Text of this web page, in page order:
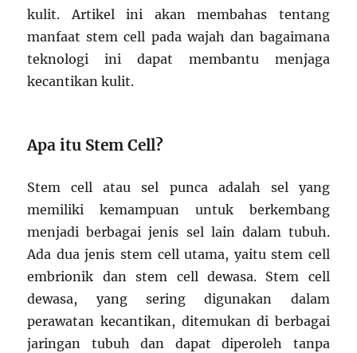
kulit. Artikel ini akan membahas tentang
manfaat stem cell pada wajah dan bagaimana
teknologi ini dapat membantu menjaga
kecantikan kulit.
Apa itu Stem Cell?
Stem cell atau sel punca adalah sel yang
memiliki kemampuan untuk berkembang
menjadi berbagai jenis sel lain dalam tubuh.
Ada dua jenis stem cell utama, yaitu stem cell
embrionik dan stem cell dewasa. Stem cell
dewasa, yang sering digunakan dalam
perawatan kecantikan, ditemukan di berbagai
jaringan tubuh dan dapat diperoleh tanpa